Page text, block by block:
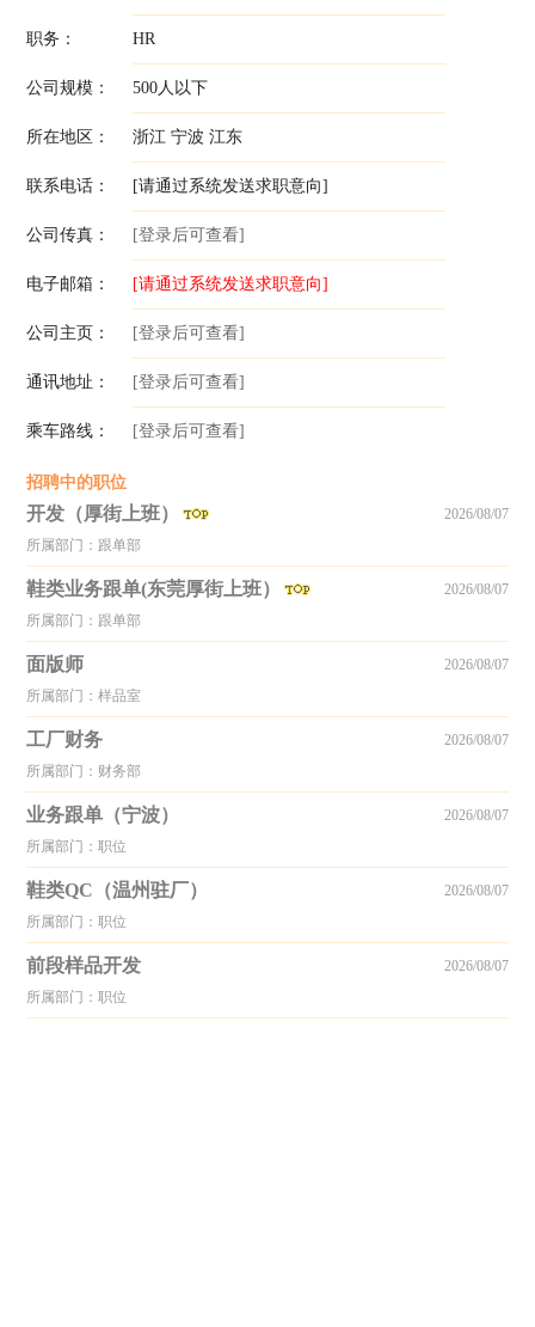
职务： HR
公司规模： 500人以下
所在地区： 浙江 宁波 江东
联系电话： [请通过系统发送求职意向]
公司传真： [登录后可查看]
电子邮箱： [请通过系统发送求职意向]
公司主页： [登录后可查看]
通讯地址： [登录后可查看]
乘车路线： [登录后可查看]
招聘中的职位
开发（厚街上班）
所属部门：跟单部
2026/08/07
鞋类业务跟单(东莞厚街上班）
所属部门：跟单部
2026/08/07
面版师
所属部门：样品室
2026/08/07
工厂财务
所属部门：财务部
2026/08/07
业务跟单（宁波）
所属部门：职位
2026/08/07
鞋类QC（温州驻厂）
所属部门：职位
2026/08/07
前段样品开发
所属部门：职位
2026/08/07